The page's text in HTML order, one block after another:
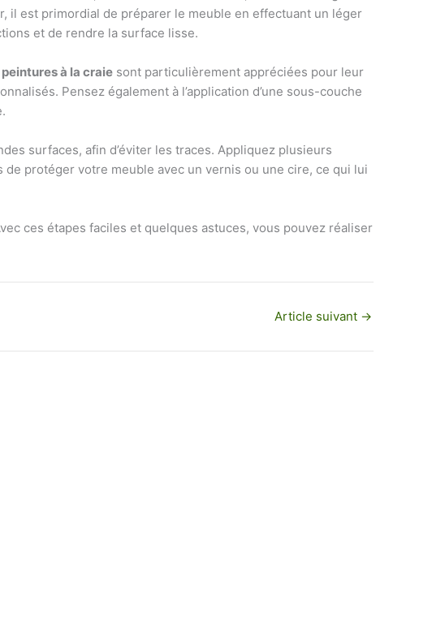
il est primordial de préparer le meuble en effectuant un léger
et de rendre la surface lisse.
peintures à la craie sont particulièrement appréciées pour leur
Pensez également à l’application d’une sous-couche
surfaces, afin d’éviter les traces. Appliquez plusieurs
protéger votre meuble avec un vernis ou une cire, ce qui lui
ces étapes faciles et quelques astuces, vous pouvez réaliser
Article suivant →